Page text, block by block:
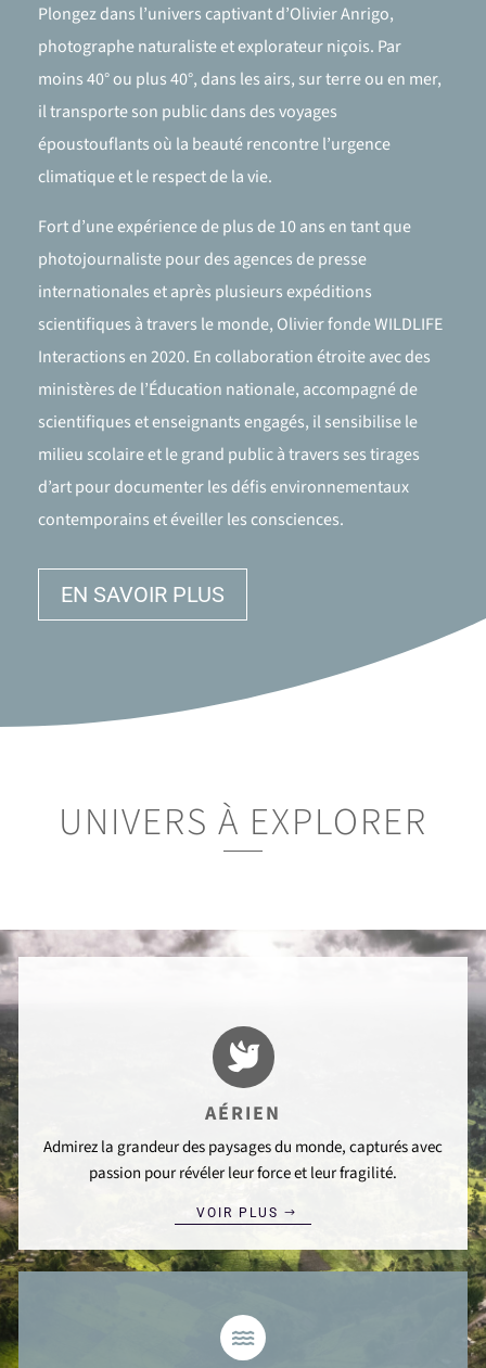
Plongez dans l’univers captivant d’Olivier Anrigo,
photographe naturaliste et explorateur niçois. Par
moins 40° ou plus 40°, dans les airs, sur terre ou en mer,
il transporte son public dans des voyages
époustouflants où la beauté rencontre l’urgence
climatique et le respect de la vie.
Fort d’une expérience de plus de 10 ans en tant que
photojournaliste pour des agences de presse
internationales et après plusieurs expéditions
scientifiques à travers le monde, Olivier fonde WILDLIFE
Interactions en 2020. En collaboration étroite avec des
ministères de l’Éducation nationale, accompagné de
scientifiques et enseignants engagés, il sensibilise le
milieu scolaire et le grand public à travers ses tirages
d’art pour documenter les défis environnementaux
contemporains et éveiller les consciences.
EN SAVOIR PLUS
UNIVERS À EXPLORER

AÉRIEN
Admirez la grandeur des paysages du monde, capturés avec
passion pour révéler leur force et leur fragilité.
VOIR PLUS
